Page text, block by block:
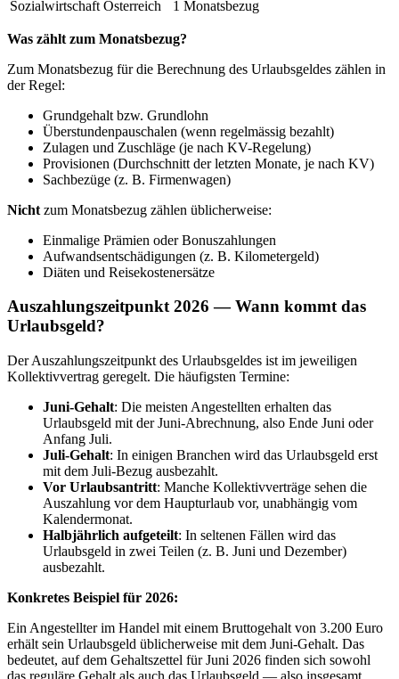
Sozialwirtschaft Österreich
1 Monatsbezug
Was zählt zum Monatsbezug?
Zum Monatsbezug für die Berechnung des Urlaubsgeldes zählen in
der Regel:
Grundgehalt bzw. Grundlohn
Überstundenpauschalen (wenn regelmässig bezahlt)
Zulagen und Zuschläge (je nach KV-Regelung)
Provisionen (Durchschnitt der letzten Monate, je nach KV)
Sachbezüge (z. B. Firmenwagen)
Nicht zum Monatsbezug zählen üblicherweise:
Einmalige Prämien oder Bonuszahlungen
Aufwandsentschädigungen (z. B. Kilometergeld)
Diäten und Reisekostenersätze
Auszahlungszeitpunkt 2026 — Wann kommt das
Urlaubsgeld?
Der Auszahlungszeitpunkt des Urlaubsgeldes ist im jeweiligen
Kollektivvertrag geregelt. Die häufigsten Termine:
Juni-Gehalt: Die meisten Angestellten erhalten das
Urlaubsgeld mit der Juni-Abrechnung, also Ende Juni oder
Anfang Juli.
Juli-Gehalt: In einigen Branchen wird das Urlaubsgeld erst
mit dem Juli-Bezug ausbezahlt.
Vor Urlaubsantritt: Manche Kollektivverträge sehen die
Auszahlung vor dem Haupturlaub vor, unabhängig vom
Kalendermonat.
Halbjährlich aufgeteilt: In seltenen Fällen wird das
Urlaubsgeld in zwei Teilen (z. B. Juni und Dezember)
ausbezahlt.
Konkretes Beispiel für 2026:
Ein Angestellter im Handel mit einem Bruttogehalt von 3.200 Euro
erhält sein Urlaubsgeld üblicherweise mit dem Juni-Gehalt. Das
bedeutet, auf dem Gehaltszettel für Juni 2026 finden sich sowohl